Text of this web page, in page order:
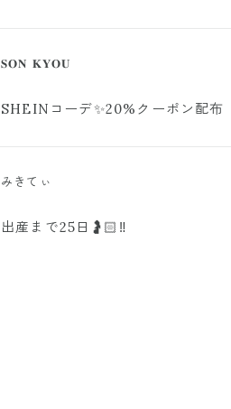
𝐒𝐎𝐍 𝐊𝐘𝐎𝐔
SHEINコーデ✨20%クーポン配布
みきてぃ
出産まで25日🤰🏻‼️